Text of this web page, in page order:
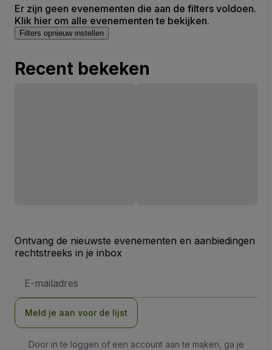
Er zijn geen evenementen die aan de filters voldoen.
Klik hier om alle evenementen te bekijken.
Filters opnieuw instellen
Recent bekeken
Ontvang de nieuwste evenementen en aanbiedingen
rechtstreeks in je inbox
mailadres
Meld je aan voor de lijst
Door in te loggen of een account aan te maken, ga je